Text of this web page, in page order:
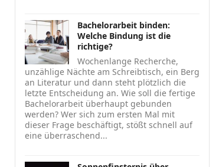
Bachelorarbeit binden:
Welche Bindung ist die
richtige?
Wochenlange Recherche,
unzählige Nächte am Schreibtisch, ein Berg
an Literatur und dann steht plötzlich die
letzte Entscheidung an. Wie soll die fertige
Bachelorarbeit überhaupt gebunden
werden? Wer sich zum ersten Mal mit
dieser Frage beschäftigt, stößt schnell auf
eine überraschend...